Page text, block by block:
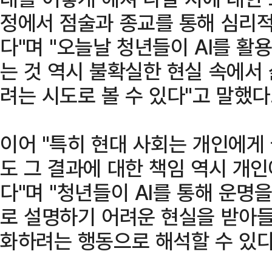
정에서 점술과 종교를 통해 심리
다"며 "오늘날 청년들이 AI를 활
는 것 역시 불확실한 현실 속에
려는 시도로 볼 수 있다"고 말했
이어 "특히 현대 사회는 개인에
도 그 결과에 대한 책임 역시 개
다"며 "청년들이 AI를 통해 운명
로 설명하기 어려운 현실을 받아
화하려는 행동으로 해석할 수 있